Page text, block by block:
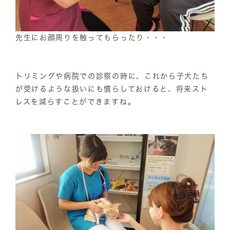
先生にお顔周りを触ってもらったり・・・
トリミングや病院での診察の時に、これから子犬たち
が受けるような扱いにも慣らしておけると、将来スト
レスを減らすことができますね。